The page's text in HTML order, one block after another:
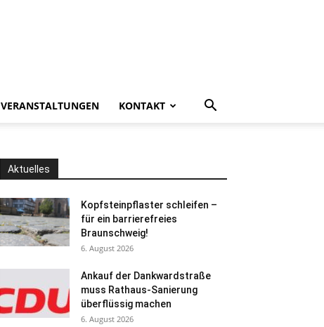
VERANSTALTUNGEN KONTAKT
Aktuelles
Kopfsteinpflaster schleifen –
für ein barrierefreies
Braunschweig!
6. August 2026
Ankauf der Dankwardstraße
muss Rathaus-Sanierung
überflüssig machen
6. August 2026